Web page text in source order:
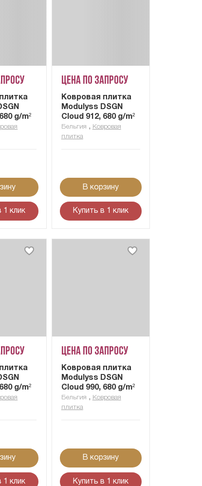
g/m²
1 клик
Цена по запросу
Ковровая плитка
Modulyss DSGN
Cloud 912, 680 g/m²
Бельгия , Ковровая
плитка
В корзину
Купить в 1 клик
g/m²
1 клик
Цена по запросу
Ковровая плитка
Modulyss DSGN
Cloud 990, 680 g/m²
Бельгия , Ковровая
плитка
В корзину
Купить в 1 клик